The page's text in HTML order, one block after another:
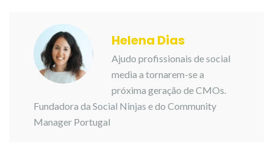
Helena Dias
Ajudo profissionais de social
media a tornarem-se a
próxima geração de CMOs.
Fundadora da Social Ninjas e do Community
Manager Portugal